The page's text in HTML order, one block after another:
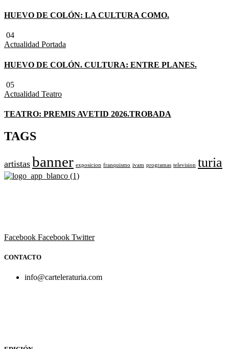
HUEVO DE COLÓN: LA CULTURA COMO.
04
Actualidad Portada
HUEVO DE COLÓN. CULTURA: ENTRE PLANES.
05
Actualidad Teatro
TEATRO: PREMIS AVETID 2026.TROBADA
TAGS
artistas banner exposicion franquismo ivam programas television turia
Facebook Facebook Twitter
CONTACTO
info@carteleraturia.com